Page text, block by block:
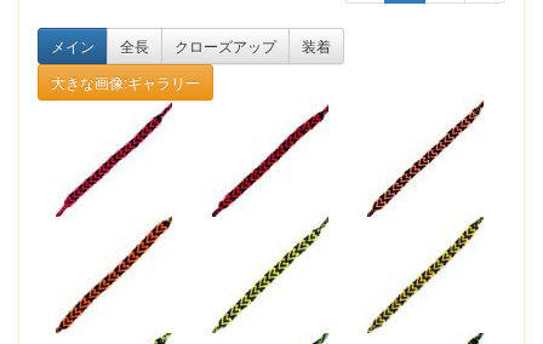
メイン 全長 クローズアップ
装着
大きな画像:ギャラリー